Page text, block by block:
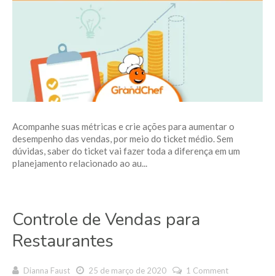
Acompanhe suas métricas e crie ações para aumentar o
desempenho das vendas, por meio do ticket médio. Sem
dúvidas, saber do ticket vai fazer toda a diferença em um
planejamento relacionado ao au...
Controle de Vendas para
Restaurantes
Dianna Faust 25 de março de 2020 1 Comment